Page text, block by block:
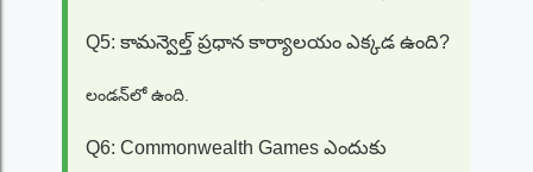
Q5: కామన్వెల్త్ ప్రధాన కార్యాలయం ఎక్కడ ఉంది?
లండన్‌లో ఉంది.
Q6: Commonwealth Games ఎందుకు